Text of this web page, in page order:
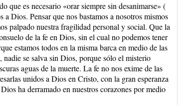
que es necesario «orar siempre sin desanimarse» (
Dios. Pensar que nos bastamos a nosotros mismos
palpado nuestra fragilidad personal y social. Que la
de la fe en Dios, sin el cual no podemos tener
estamos todos en la misma barca en medio de las
se salva sin Dios, porque sólo el misterio
aguas de la muerte. La fe no nos exime de las
unidos a Dios en Cristo, con la gran esperanza
ha derramado en nuestros corazones por medio